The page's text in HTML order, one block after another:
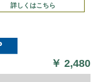
詳しくはこちら
￥2,480